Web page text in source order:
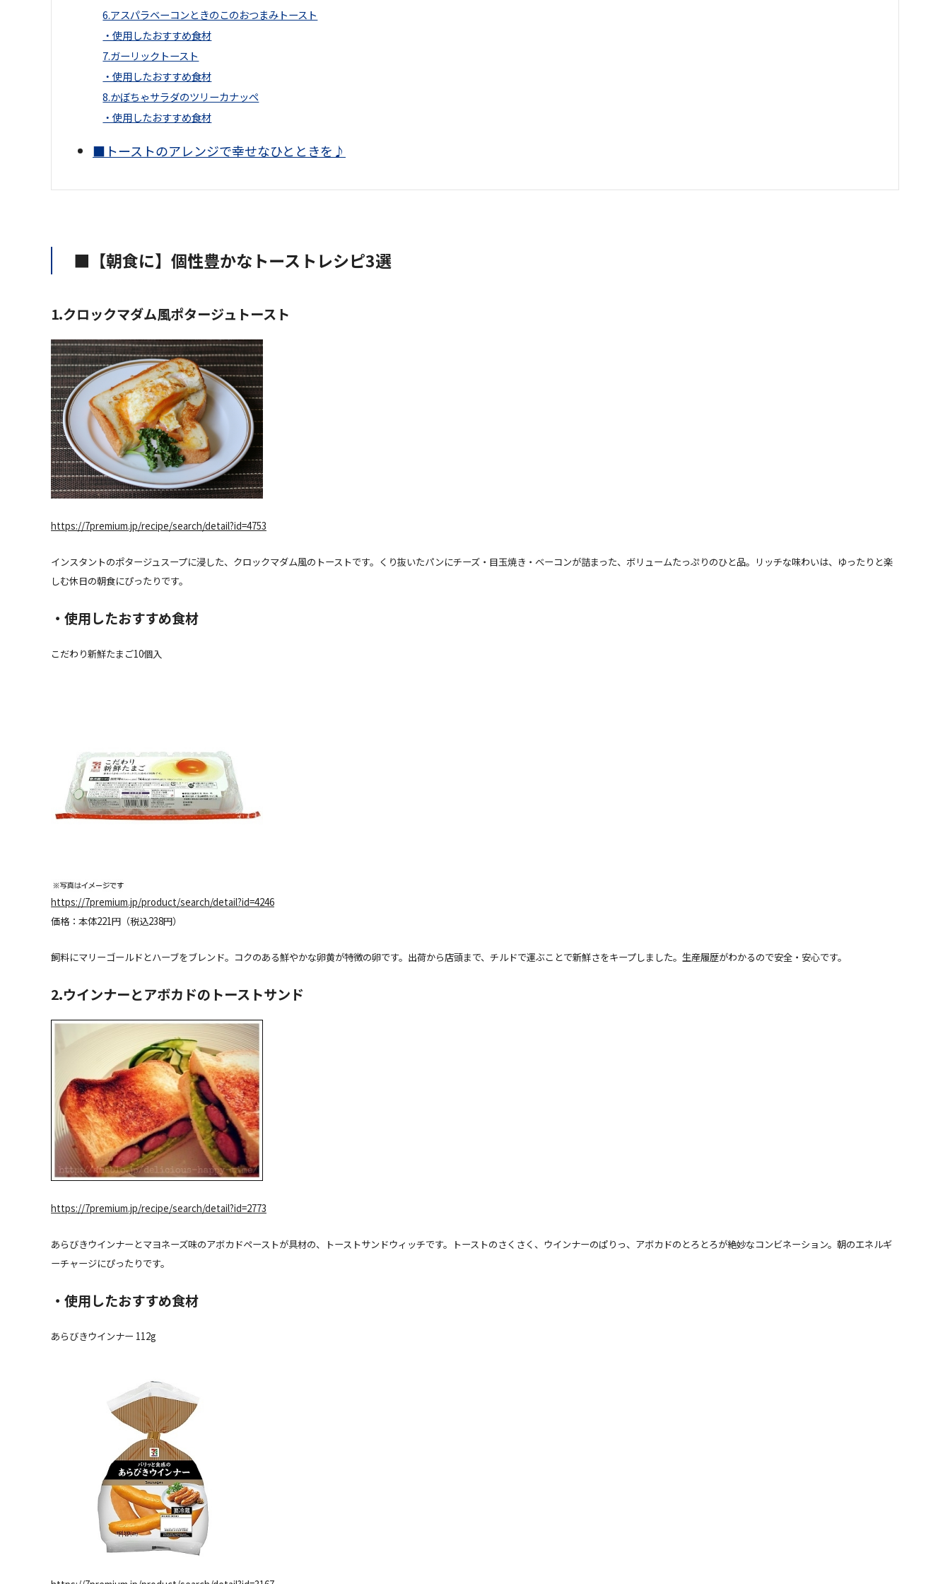
6.アスパラベーコンときのこのおつまみトースト
・使用したおすすめ食材
7.ガーリックトースト
・使用したおすすめ食材
8.かぼちゃサラダのツリーカナッペ
・使用したおすすめ食材
■トーストのアレンジで幸せなひとときを♪
■【朝食に】個性豊かなトーストレシピ3選
1.クロックマダム風ポタージュトースト
https://7premium.jp/recipe/search/detail?id=4753
インスタントのポタージュスープに浸した、クロックマダム風のトーストです。くり抜いたパンにチーズ・目玉焼き・ベーコンが詰まった、ボリュームたっぷりのひと品。リッチな味わいは、ゆったりと楽
しむ休日の朝食にぴったりです。
・使用したおすすめ食材
こだわり新鮮たまご10個入
https://7premium.jp/product/search/detail?id=4246
価格：本体221円（税込238円）
飼料にマリーゴールドとハーブをブレンド。コクのある鮮やかな卵黄が特徴の卵です。出荷から店頭まで、チルドで運ぶことで新鮮さをキープしました。生産履歴がわかるので安全・安心です。
2.ウインナーとアボカドのトーストサンド
https://7premium.jp/recipe/search/detail?id=2773
あらびきウインナーとマヨネーズ味のアボカドペーストが具材の、トーストサンドウィッチです。トーストのさくさく、ウインナーのぱりっ、アボカドのとろとろが絶妙なコンビネーション。朝のエネルギ
ーチャージにぴったりです。
・使用したおすすめ食材
あらびきウインナー 112g